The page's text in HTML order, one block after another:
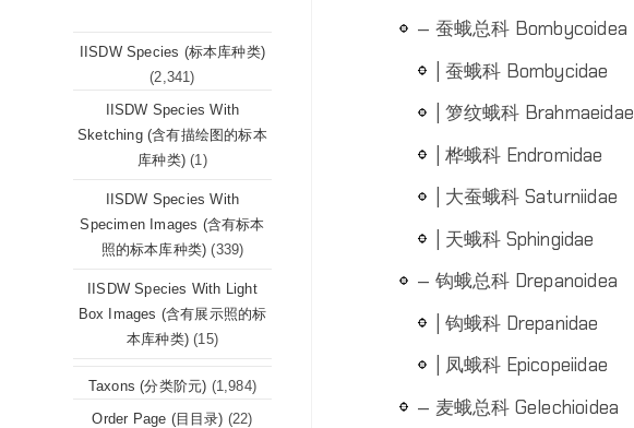
— 蚕蛾总科 Bombycoidea
| 蚕蛾科 Bombycidae
| 箩纹蛾科 Brahmaeidae
| 桦蛾科 Endromidae
| 大蚕蛾科 Saturniidae
| 天蛾科 Sphingidae
— 钩蛾总科 Drepanoidea
| 钩蛾科 Drepanidae
| 凤蛾科 Epicopeiidae
— 麦蛾总科 Gelechioidea
IISDW Species (标本库种类)
(2,341)
IISDW Species With
Sketching (含有描绘图的标本
库种类) (1)
IISDW Species With
Specimen Images (含有标本
照的标本库种类) (339)
IISDW Species With Light
Box Images (含有展示照的标
本库种类) (15)
Taxons (分类阶元) (1,984)
Order Page (目目录) (22)